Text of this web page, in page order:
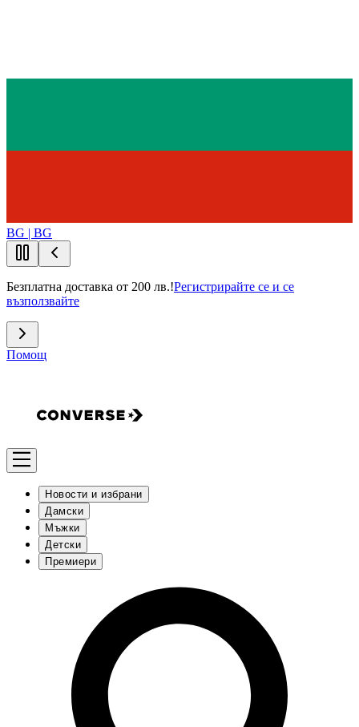
BG | BG
Безплатна доставка от 200 лв.!Регистрирайте се и се
възползвайте
Помощ
Новости и избрани
Дамски
Мъжки
Детски
Премиери